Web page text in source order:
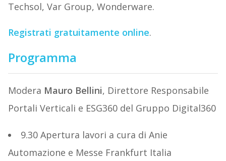
Techsol, Var Group, Wonderware.
Registrati gratuitamente online.
Programma
Modera Mauro Bellini, Direttore Responsabile
Portali Verticali e ESG360 del Gruppo Digital360
9.30 Apertura lavori a cura di Anie
Automazione e Messe Frankfurt Italia